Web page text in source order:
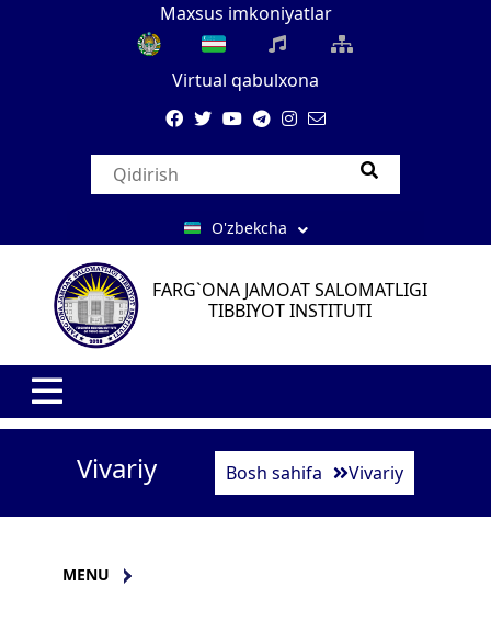
Maxsus imkoniyatlar
Virtual qabulxona
O'zbekcha
FARG`ONA JAMOAT SALOMATLIGI
TIBBIYOT INSTITUTI
Vivariy Bosh sahifa Vivariy
MENU